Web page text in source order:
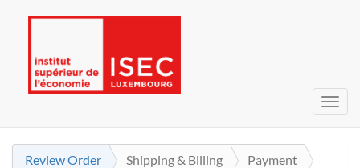
Review Order Shipping & Billing Payment